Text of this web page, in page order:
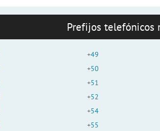
Prefijos telefónicos
+49
+50
+51
+52
+54
+55